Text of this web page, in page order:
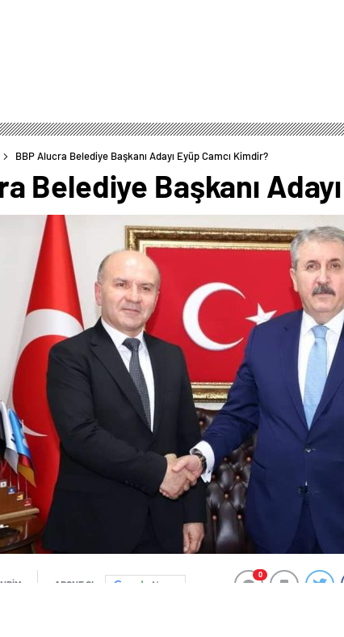
BBP Alucra Belediye Başkanı Adayı Eyüp Camcı Kimdir?
Belediye Başkanı
ABONE OL News
0